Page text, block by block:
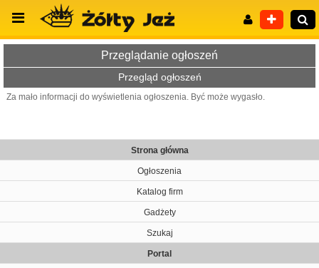
Przeglądanie ogłoszeń
Przegląd ogłoszeń
Za mało informacji do wyświetlenia ogłoszenia. Być może wygasło.
Strona główna
Ogłoszenia
Katalog firm
Gadżety
Szukaj
Portal